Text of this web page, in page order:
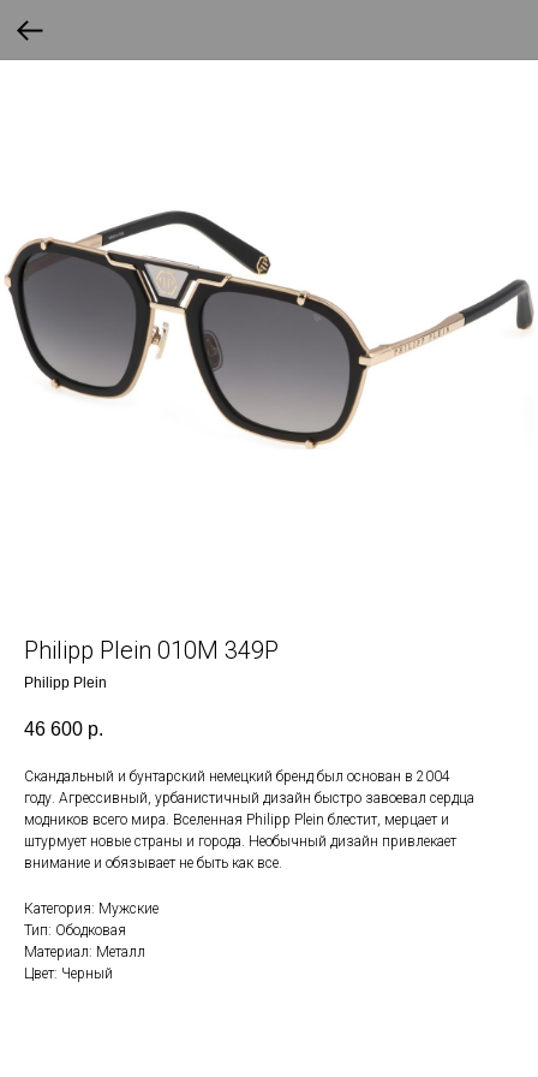
Philipp Plein 010M 349P
Philipp Plein
46 600 р.
Скандальный и бунтарский немецкий бренд был основан в 2004
году. Агрессивный, урбанистичный дизайн быстро завоевал сердца
модников всего мира. Вселенная Philipp Plein блестит, мерцает и
штурмует новые страны и города. Необычный дизайн привлекает
внимание и обязывает не быть как все.
Категория: Мужские
Тип: Ободковая
Материал: Металл
Цвет: Черный